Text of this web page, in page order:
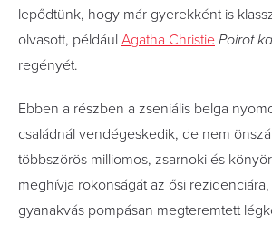
lepődtünk, hogy már gyerekként is
olvasott, például Agatha Christie Poirot
regényét.
Ebben a részben a zseniális belga
családnál vendégeskedik, de nem
többszörös milliomos, zsarnoki és
meghívja rokonságát az ősi
gyanakvás pompásan megteremtett